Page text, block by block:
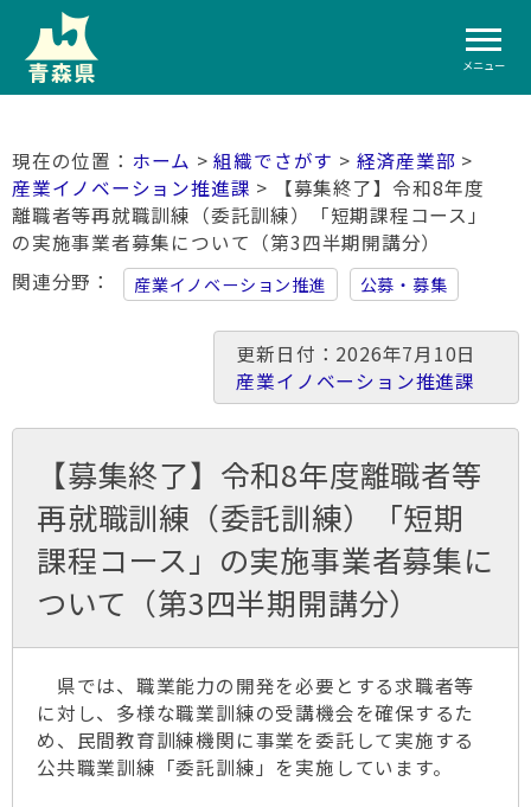
メニュー
ホーム >組織でさがす > 経済産業部 >
産業イノベーション推進課 > 【募集終了】令和8年度
離職者等再就職訓練（委託訓練）「短期課程コース」
の実施事業者募集について（第3四半期開講分）
関連分野
産業イノベーション推進 公募・募集
更新日付：2026年7月10日
産業イノベーション推進課
【募集終了】令和8年度離職者等
再就職訓練（委託訓練）「短期
課程コース」の実施事業者募集に
ついて（第3四半期開講分）
県では、職業能力の開発を必要とする求職者等
に対し、多様な職業訓練の受講機会を確保するた
め、民間教育訓練機関に事業を委託して実施する
公共職業訓練「委託訓練」を実施しています。